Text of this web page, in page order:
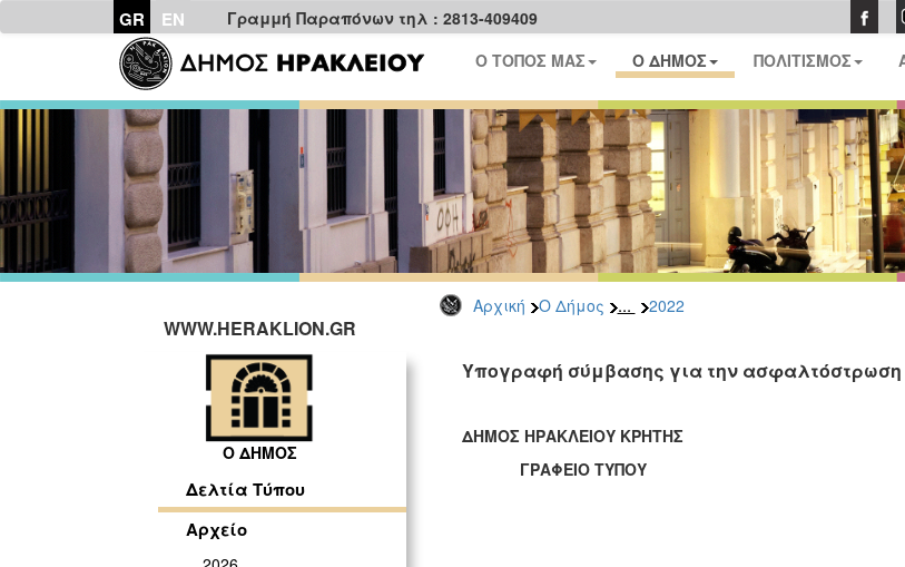
GR EN Γραμμή Παραπόνων τηλ : 2813-409409
Ο ΤΟΠΟΣ ΜΑΣ Ο ΔΗΜΟΣ ΠΟΛΙΤΙΣΜΟΣ
Αρχική Ο Δήμος ... 2022
WWW.HERAKLION.GR
Ο ΔΗΜΟΣ
Δελτία Τύπου
Αρχείο
Υπογραφή σύμβασης για την
ΔΗΜΟΣ ΗΡΑΚΛΕΙΟΥ ΚΡΗΤΗΣ
ΓΡΑΦΕΙΟ ΤΥΠΟΥ